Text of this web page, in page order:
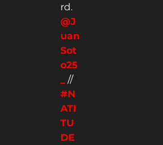
rd.
@J
uan
Sot
o25
//
#N
ATI
TU
DE